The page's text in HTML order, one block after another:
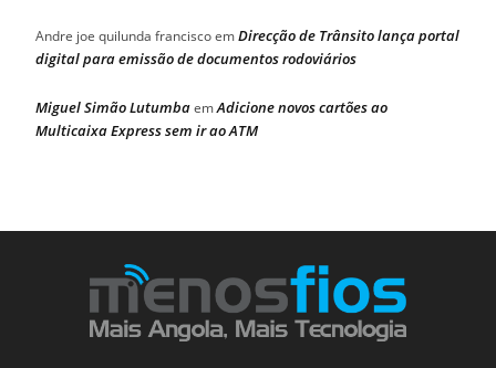
Andre joe quilunda franciscoemDirecção de Trânsito lança portal
digital para emissão de documentos rodoviários
Miguel Simão LutumbaemAdicione novos cartões ao
Multicaixa Express sem ir ao ATM